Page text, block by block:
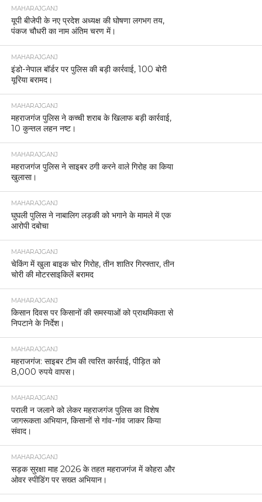
MAHARAJGANJ
यूपी बीजेपी के नए प्रदेश अध्यक्ष की घोषणा लगभग तय,
पंकज चौधरी का नाम अंतिम चरण में।
MAHARAJGANJ
इंडो-नेपाल बॉर्डर पर पुलिस की बड़ी कार्रवाई, 100 बोरी
यूरिया बरामद।
MAHARAJGANJ
महराजगंज पुलिस ने कच्ची शराब के खिलाफ बड़ी कार्रवाई,
10 कुन्तल लहन नष्ट।
MAHARAJGANJ
महराजगंज पुलिस ने साइबर ठगी करने वाले गिरोह का किया
खुलासा।
MAHARAJGANJ
घुघली पुलिस ने नाबालिग लड़की को भगाने के मामले में एक
आरोपी दबोचा
MAHARAJGANJ
चेकिंग में खुला बाइक चोर गिरोह, तीन शातिर गिरफ्तार, तीन
चोरी की मोटरसाइकिलें बरामद
MAHARAJGANJ
किसान दिवस पर किसानों की समस्याओं को प्राथमिकता से
निपटाने के निर्देश।
MAHARAJGANJ
महराजगंज: साइबर टीम की त्वरित कार्रवाई, पीड़ित को
8,000 रुपये वापस।
MAHARAJGANJ
पराली न जलाने को लेकर महराजगंज पुलिस का विशेष
जागरूकता अभियान, किसानों से गांव-गांव जाकर किया
संवाद।
MAHARAJGANJ
सड़क सुरक्षा माह 2026 के तहत महराजगंज में कोहरा और
ओवर स्पीडिंग पर सख्त अभियान।